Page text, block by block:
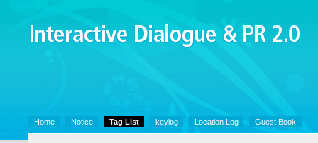
Interactive Dialogue &
PR 2.0
Home Notice Tag List keylog Location Log Guest Book